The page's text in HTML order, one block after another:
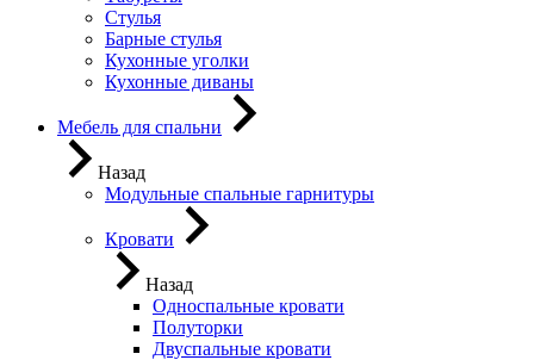
Стулья
Барные стулья
Кухонные уголки
Кухонные диваны
Мебель для спальни
Назад
Модульные спальные гарнитуры
Кровати
Назад
Односпальные кровати
Полуторки
Двуспальные кровати